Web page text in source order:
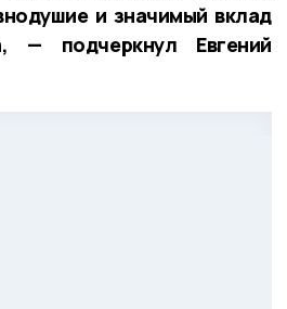
и значимый вклад
— подчеркнул Евгений